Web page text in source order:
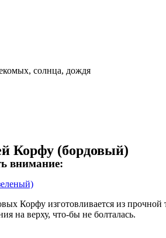
солнца, дождя
Корфу (бордовый)
внимание:
Корфу изготовливается из
на верху, что-бы не болталась.